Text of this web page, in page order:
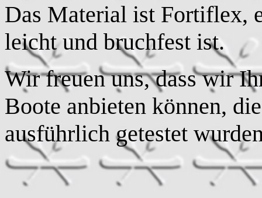
Das Material ist Fortiflex,
leicht und bruchfest ist.
Wir freuen uns, dass wir
Boote anbieten können,
ausführlich getestet